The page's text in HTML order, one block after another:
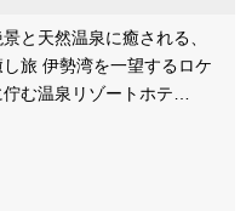
と天然温泉に癒される、
旅 伊勢湾を一望するロケ
佇む温泉リゾートホテ…